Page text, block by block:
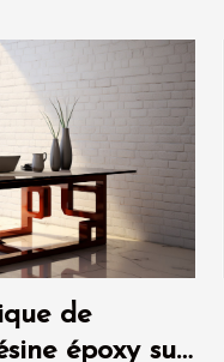
de
époxy sur